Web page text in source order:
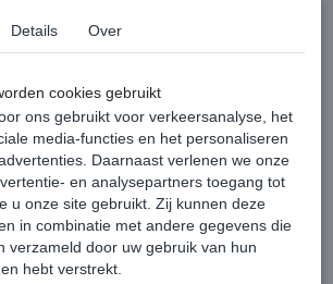
€ 30,00
In winkelwagen
Details Over
cookies gebruikt
ons gebruikt voor verkeersanalyse, het
media-functies en het personaliseren
Daarnaast verlenen we onze
en analysepartners toegang tot
u onze site gebruikt. Zij kunnen deze
in combinatie met andere gegevens die
verzameld door uw gebruik van hun
hebt verstrekt.